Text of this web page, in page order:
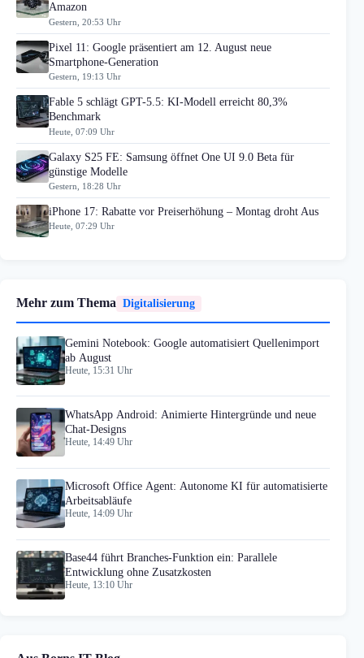
Amazon
Gestern, 20:53 Uhr
Pixel 11: Google präsentiert am 12. August neue
Smartphone-Generation
Gestern, 19:13 Uhr
Fable 5 schlägt GPT-5.5: KI-Modell erreicht 80,3%
Benchmark
Heute, 07:09 Uhr
Galaxy S25 FE: Samsung öffnet One UI 9.0 Beta für
günstige Modelle
Gestern, 18:28 Uhr
iPhone 17: Rabatte vor Preiserhöhung – Montag droht Aus
Heute, 07:29 Uhr
Mehr zum Thema Digitalisierung
Gemini Notebook: Google automatisiert Quellenimport
ab August
Heute, 15:31 Uhr
WhatsApp Android: Animierte Hintergründe und neue
Chat-Designs
Heute, 14:49 Uhr
Microsoft Office Agent: Autonome KI für automatisierte
Arbeitsabläufe
Heute, 14:09 Uhr
Base44 führt Branches-Funktion ein: Parallele
Entwicklung ohne Zusatzkosten
Heute, 13:10 Uhr